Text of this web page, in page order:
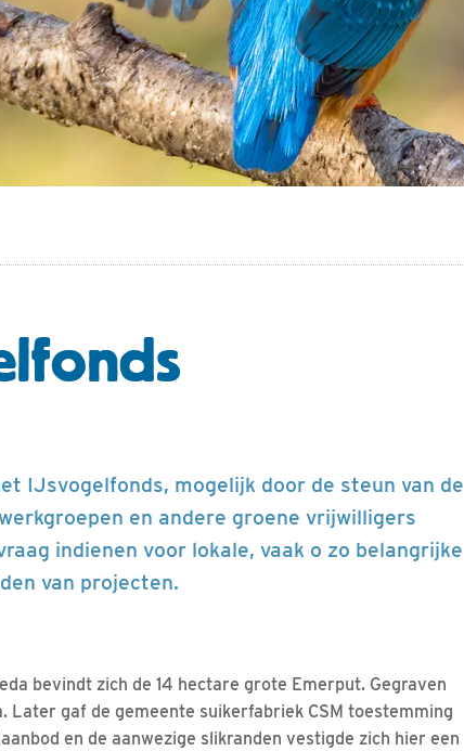
IJsvogelfonds, mogelijk door de steun van de
en andere groene vrijwilligers
indienen voor lokale, vaak o zo belangrijke
van projecten.
bevindt zich de 14 hectare grote Emerput. Gegraven
Later gaf de gemeente suikerfabriek CSM toestemming
en de aanwezige slikranden vestigde zich hier een